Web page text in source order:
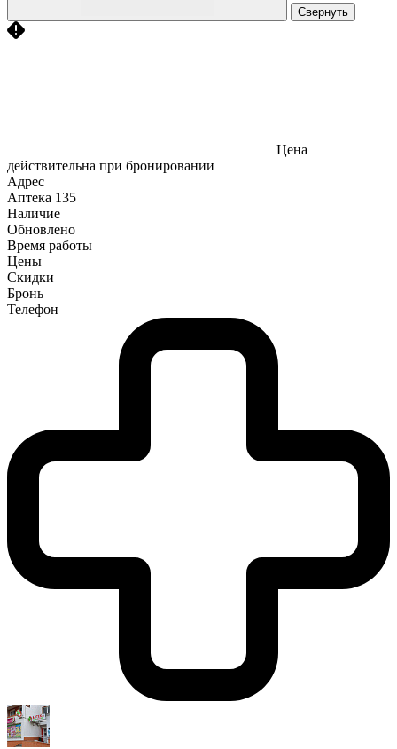
Свернуть
Цена
действительна при бронировании
Адрес
Аптека 135
Наличие
Обновлено
Время работы
Цены
Скидки
Бронь
Телефон